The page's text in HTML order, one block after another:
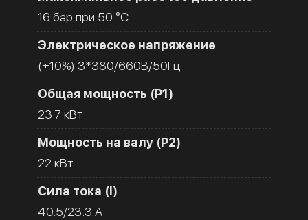
16 бар при 50 °C
Электрическое напряжение
(±10%) 3*380/660В/50Гц
Общая мощность (Р1)
23.7 кВт
Мощность на валу (Р2)
22 кВт
Сила тока (I)
40.5/23.3 A